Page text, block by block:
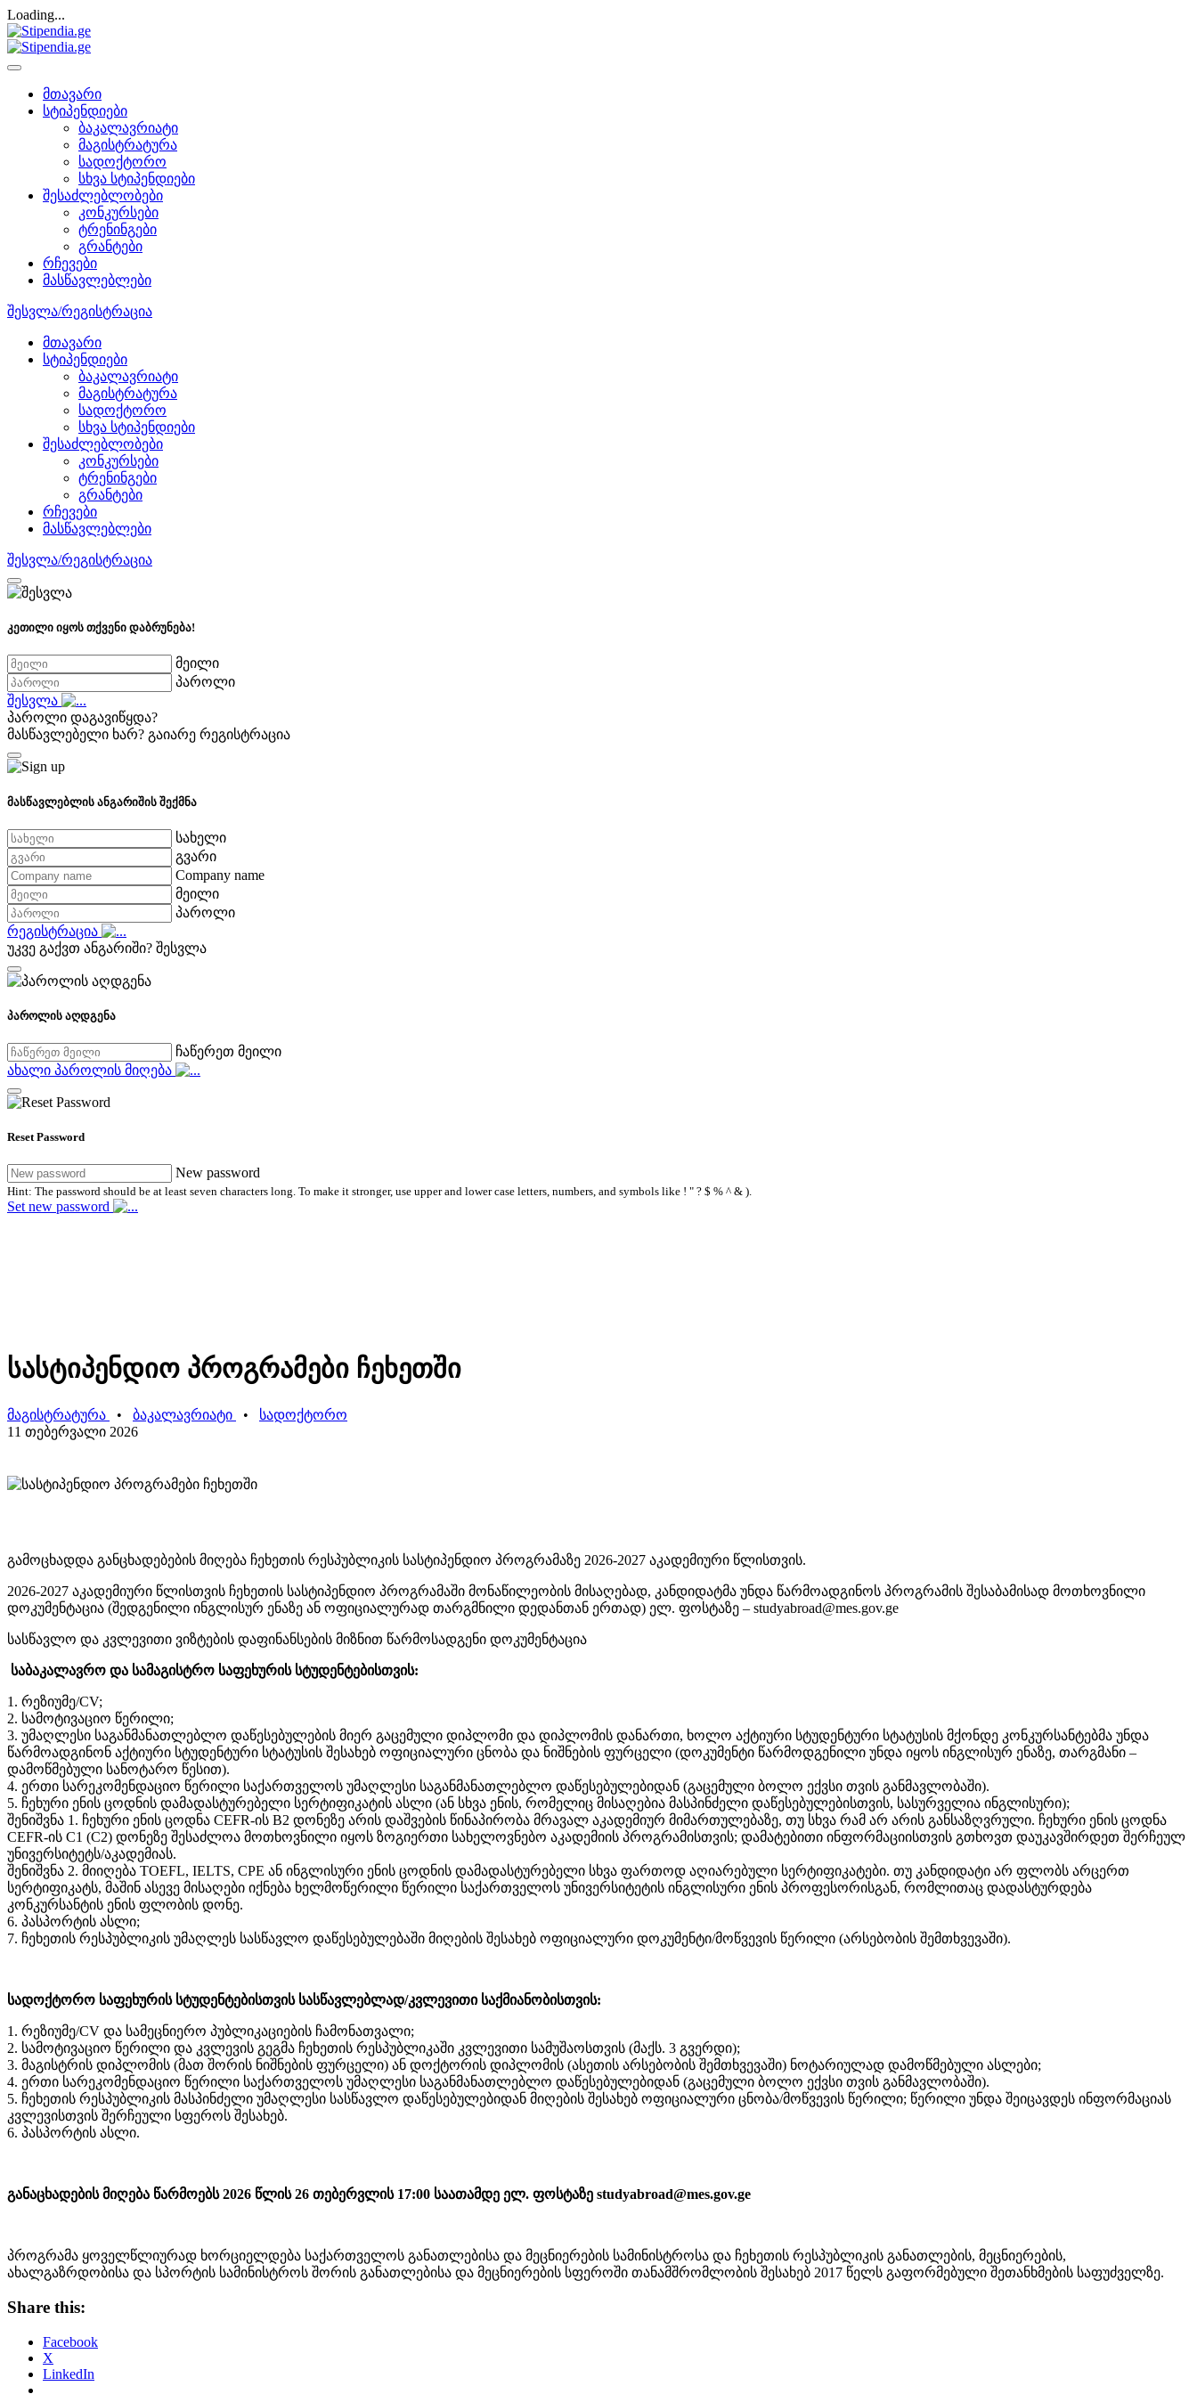
Loading...
მთავარი
სტიპენდიები
ბაკალავრიატი
მაგისტრატურა
სადოქტორო
სხვა სტიპენდიები
შესაძლებლობები
კონკურსები
ტრენინგები
გრანტები
რჩევები
მასწავლებლები
შესვლა/რეგისტრაცია
მთავარი
სტიპენდიები
ბაკალავრიატი
მაგისტრატურა
სადოქტორო
სხვა სტიპენდიები
შესაძლებლობები
კონკურსები
ტრენინგები
გრანტები
რჩევები
მასწავლებლები
შესვლა/რეგისტრაცია
კეთილი იყოს თქვენი დაბრუნება!
მეილი
პაროლი
შესვლა
პაროლი დაგავიწყდა?
მასწავლებელი ხარ? გაიარე რეგისტრაცია
მასწავლებლის ანგარიშის შექმნა
სახელი
გვარი
Company name
მეილი
პაროლი
რეგისტრაცია
უკვე გაქვთ ანგარიში? შესვლა
პაროლის აღდგენა
ჩაწერეთ მეილი
ახალი პაროლის მიღება
Reset Password
New password
Hint: The password should be at least seven characters long. To make it stronger, use upper and lower case letters, numbers, and symbols like ! " ? $ % ^ & ).
Set new password
სასტიპენდიო პროგრამები ჩეხეთში
მაგისტრატურა • ბაკალავრიატი • სადოქტორო
11 თებერვალი 2026
გამოცხადდა განცხადებების მიღება ჩეხეთის რესპუბლიკის სასტიპენდიო პროგრამაზე 2026-2027 აკადემიური წლისთვის.
2026-2027 აკადემიური წლისთვის ჩეხეთის სასტიპენდიო პროგრამაში მონაწილეობის მისაღებად, კანდიდატმა უნდა წარმოადგინოს პროგრამის შესაბამისად მოთხოვნილი
დოკუმენტაცია (შედგენილი ინგლისურ ენაზე ან ოფიციალურად თარგმნილი დედანთან ერთად) ელ. ფოსტაზე – studyabroad@mes.gov.ge
სასწავლო და კვლევითი ვიზტების დაფინანსების მიზნით წარმოსადგენი დოკუმენტაცია
საბაკალავრო და სამაგისტრო საფეხურის სტუდენტებისთვის:
1. რეზიუმე/CV;
2. სამოტივაციო წერილი;
3. უმაღლესი საგანმანათლებლო დაწესებულების მიერ გაცემული დიპლომი და დიპლომის დანართი, ხოლო აქტიური სტუდენტური სტატუსის მქონდე კონკურსანტებმა უნდა
წარმოადგინონ აქტიური სტუდენტური სტატუსის შესახებ ოფიციალური ცნობა და ნიშნების ფურცელი (დოკუმენტი წარმოდგენილი უნდა იყოს ინგლისურ ენაზე, თარგმანი –
დამოწმებული სანოტარო წესით).
4. ერთი სარეკომენდაციო წერილი საქართველოს უმაღლესი საგანმანათლებლო დაწესებულებიდან (გაცემული ბოლო ექვსი თვის განმავლობაში).
5. ჩეხური ენის ცოდნის დამადასტურებელი სერტიფიკატის ასლი (ან სხვა ენის, რომელიც მისაღებია მასპინძელი დაწესებულებისთვის, სასურველია ინგლისური);
შენიშვნა 1. ჩეხური ენის ცოდნა CEFR-ის B2 დონეზე არის დაშვების წინაპირობა მრავალ აკადემიურ მიმართულებაზე, თუ სხვა რამ არ არის განსაზღვრული. ჩეხური ენის ცოდნა
CEFR-ის C1 (C2) დონეზე შესაძლოა მოთხოვნილი იყოს ზოგიერთი სახელოვნებო აკადემიის პროგრამისთვის; დამატებითი ინფორმაციისთვის გთხოვთ დაუკავშირდეთ შერჩეულ
უნივერსიტეტს/აკადემიას.
შენიშვნა 2. მიიღება TOEFL, IELTS, CPE ან ინგლისური ენის ცოდნის დამადასტურებელი სხვა ფართოდ აღიარებული სერტიფიკატები. თუ კანდიდატი არ ფლობს არცერთ
სერტიფიკატს, მაშინ ასევე მისაღები იქნება ხელმოწერილი წერილი საქართველოს უნივერსიტეტის ინგლისური ენის პროფესორისგან, რომლითაც დადასტურდება
კონკურსანტის ენის ფლობის დონე.
6. პასპორტის ასლი;
7. ჩეხეთის რესპუბლიკის უმაღლეს სასწავლო დაწესებულებაში მიღების შესახებ ოფიციალური დოკუმენტი/მოწვევის წერილი (არსებობის შემთხვევაში).
სადოქტორო საფეხურის სტუდენტებისთვის სასწავლებლად/კვლევითი საქმიანობისთვის:
1. რეზიუმე/CV და სამეცნიერო პუბლიკაციების ჩამონათვალი;
2. სამოტივაციო წერილი და კვლევის გეგმა ჩეხეთის რესპუბლიკაში კვლევითი სამუშაოსთვის (მაქს. 3 გვერდი);
3. მაგისტრის დიპლომის (მათ შორის ნიშნების ფურცელი) ან დოქტორის დიპლომის (ასეთის არსებობის შემთხვევაში) ნოტარიულად დამოწმებული ასლები;
4. ერთი სარეკომენდაციო წერილი საქართველოს უმაღლესი საგანმანათლებლო დაწესებულებიდან (გაცემული ბოლო ექვსი თვის განმავლობაში).
5. ჩეხეთის რესპუბლიკის მასპინძელი უმაღლესი სასწავლო დაწესებულებიდან მიღების შესახებ ოფიციალური ცნობა/მოწვევის წერილი; წერილი უნდა შეიცავდეს ინფორმაციას
კვლევისთვის შერჩეული სფეროს შესახებ.
6. პასპორტის ასლი.
განაცხადების მიღება წარმოებს 2026 წლის 26 თებერვლის 17:00 საათამდე ელ. ფოსტაზე studyabroad@mes.gov.ge
პროგრამა ყოველწლიურად ხორციელდება საქართველოს განათლებისა და მეცნიერების სამინისტროსა და ჩეხეთის რესპუბლიკის განათლების, მეცნიერების,
ახალგაზრდობისა და სპორტის სამინისტროს შორის განათლებისა და მეცნიერების სფეროში თანამშრომლობის შესახებ 2017 წელს გაფორმებული შეთანხმების საფუძველზე.
Share this:
Facebook
X
LinkedIn